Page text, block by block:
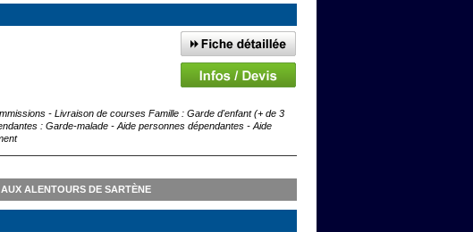
- Livraison de courses Famille : Garde d'enfant (+ de 3
: Garde-malade - Aide personnes dépendantes - Aide
ALENTOURS DE SARTÈNE